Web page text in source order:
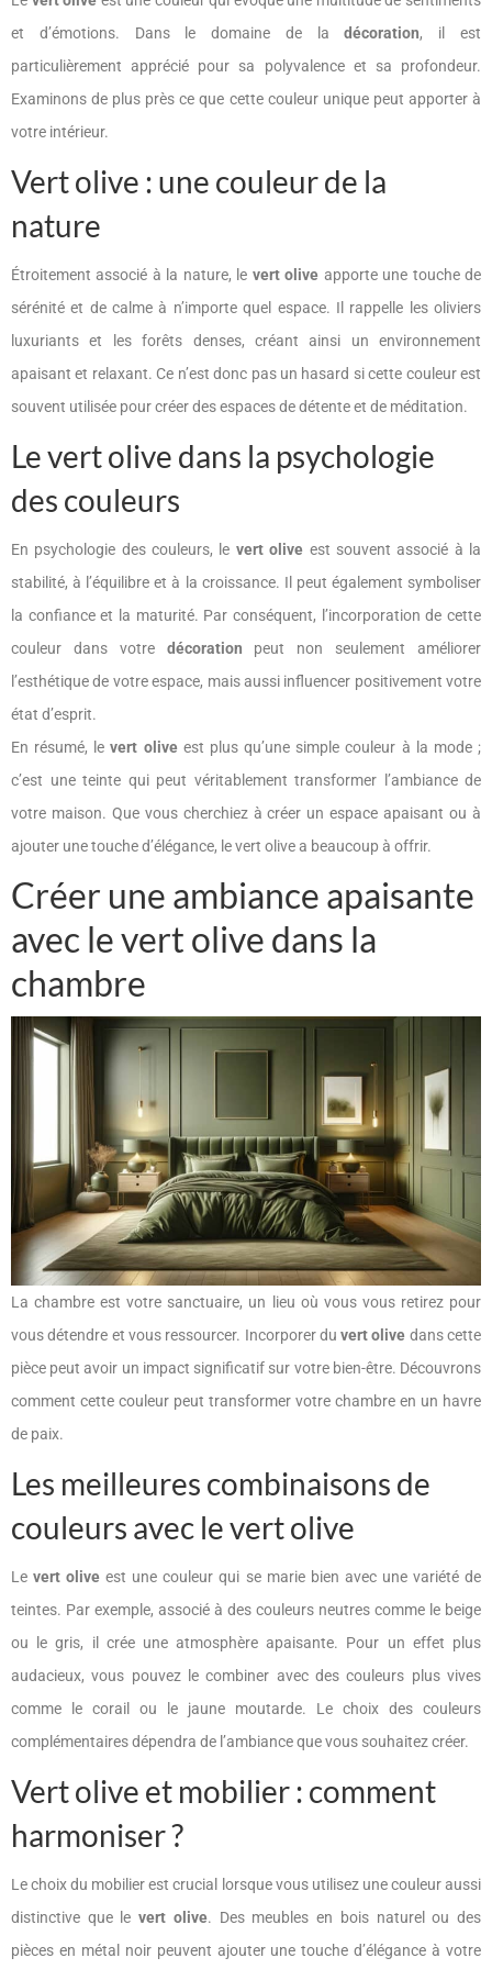
et d’émotions. Dans le domaine de ladécoration, il est
particulièrement apprécié pour sa polyvalence et sa profondeur.
Examinons de plus près ce que cette couleur unique peut apporter à
votre intérieur.
Vert olive : une couleur de la
nature
Étroitement associé à la nature, le vert olive apporte une touche de
sérénité et de calme à n’importe quel espace. Il rappelle les oliviers
luxuriants et les forêts denses, créant ainsi un environnement
apaisant et relaxant. Ce n’est donc pas un hasard si cette couleur est
souvent utilisée pour créer des espaces de détente et de méditation.
Le vert olive dans la psychologie
des couleurs
En psychologie des couleurs, le vert olive est souvent associé à la
stabilité, à l’équilibre et à la croissance. Il peut également symboliser
la confiance et la maturité. Par conséquent, l’incorporation de cette
couleur dans votre décoration peut non seulement améliorer
l’esthétique de votre espace, mais aussi influencer positivement votre
état d’esprit.
En résumé, levert oliveest plus qu’une simple couleur à la mode ;
c’est une teinte qui peut véritablement transformer l’ambiance de
votre maison. Que vous cherchiez à créer un espace apaisant ou à
ajouter une touche d’élégance, le vert olive a beaucoup à offrir.
Créer une ambiance apaisante
avec le vert olive dans la
chambre
La chambre est votre sanctuaire, un lieu où vous vous retirez pour
vous détendre et vous ressourcer. Incorporer duvert olive dans cette
pièce peut avoir un impact significatif sur votre bien-être. Découvrons
comment cette couleur peut transformer votre chambre en un havre
de paix.
Les meilleures combinaisons de
couleurs avec le vert olive
Levert olive est une couleur qui se marie bien avec une variété de
teintes. Par exemple, associé à des couleurs neutres comme le beige
ou le gris, il crée une atmosphère apaisante. Pour un effet plus
audacieux, vous pouvez le combiner avec des couleurs plus vives
comme le corail ou le jaune moutarde. Le choix des couleurs
complémentaires dépendra de l’ambiance que vous souhaitez créer.
Vert olive et mobilier : comment
harmoniser ?
Le choix du mobilier est crucial lorsque vous utilisez une couleur aussi
distinctive que levert olive. Des meubles en bois naturel ou des
pièces en métal noir peuvent ajouter une touche d’élégance à votre